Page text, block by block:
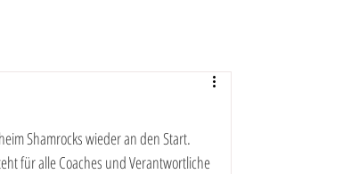
Shamrocks wieder an den Start.
für alle Coaches und Verantwortliche